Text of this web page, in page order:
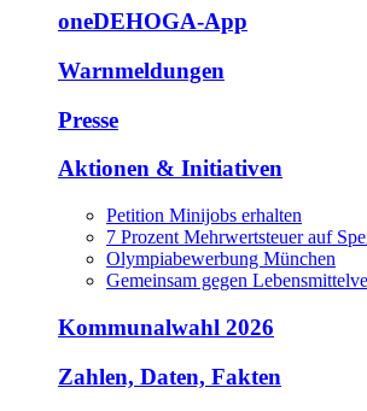
oneDEHOGA-App
Warnmeldungen
Presse
Aktionen & Initiativen
Petition Minijobs erhalten
7 Prozent Mehrwertsteuer auf
Olympiabewerbung München
Gemeinsam gegen
Kommunalwahl 2026
Zahlen, Daten, Fakten